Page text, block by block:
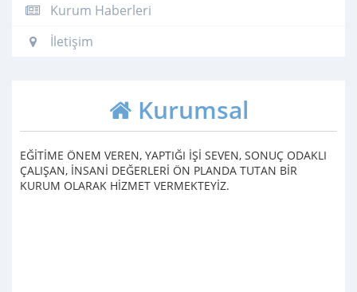
Kurum Haberleri
İletişim
Kurumsal
EĞİTİME ÖNEM VEREN, YAPTIĞI İŞİ SEVEN, SONUÇ ODAKLI
ÇALIŞAN, İNSANİ DEĞERLERİ ÖN PLANDA TUTAN BİR
KURUM OLARAK HİZMET VERMEKTEYİZ.